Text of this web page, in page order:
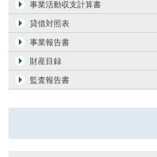
事業活動収支計算書
貸借対照表
事業報告書
財産目録
監査報告書